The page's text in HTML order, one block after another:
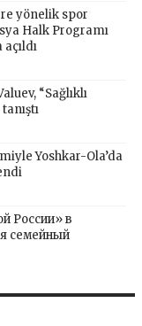
yönelik spor
Halk Programı
“Sağlıklı
Yoshkar-Ola’da
России» в
семейный